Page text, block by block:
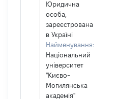
Юридична
особа,
зареєстрована
в Україні
Найменування:
Національний
університет
"Києво-
Могилянська
академія"